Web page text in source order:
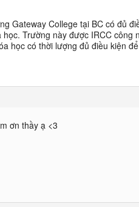
Gateway College tại BC có đủ
học. Trường này được IRCC
học có thời lượng đủ điều kiện
ơn thầy ạ <3